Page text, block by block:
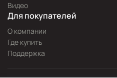
Видео
Для покупателей
О компании
Где купить
Поддержка